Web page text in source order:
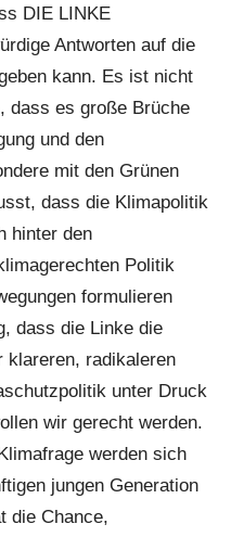
DIE LINKE
Antworten auf die
kann. Es ist nicht
dass es große Brüche
und den
mit den Grünen
dass die Klimapolitik
hinter den
Politik
formulieren
dass die Linke die
klareren, radikaleren
unter Druck
wir gerecht werden.
werden sich
jungen Generation
die Chance,